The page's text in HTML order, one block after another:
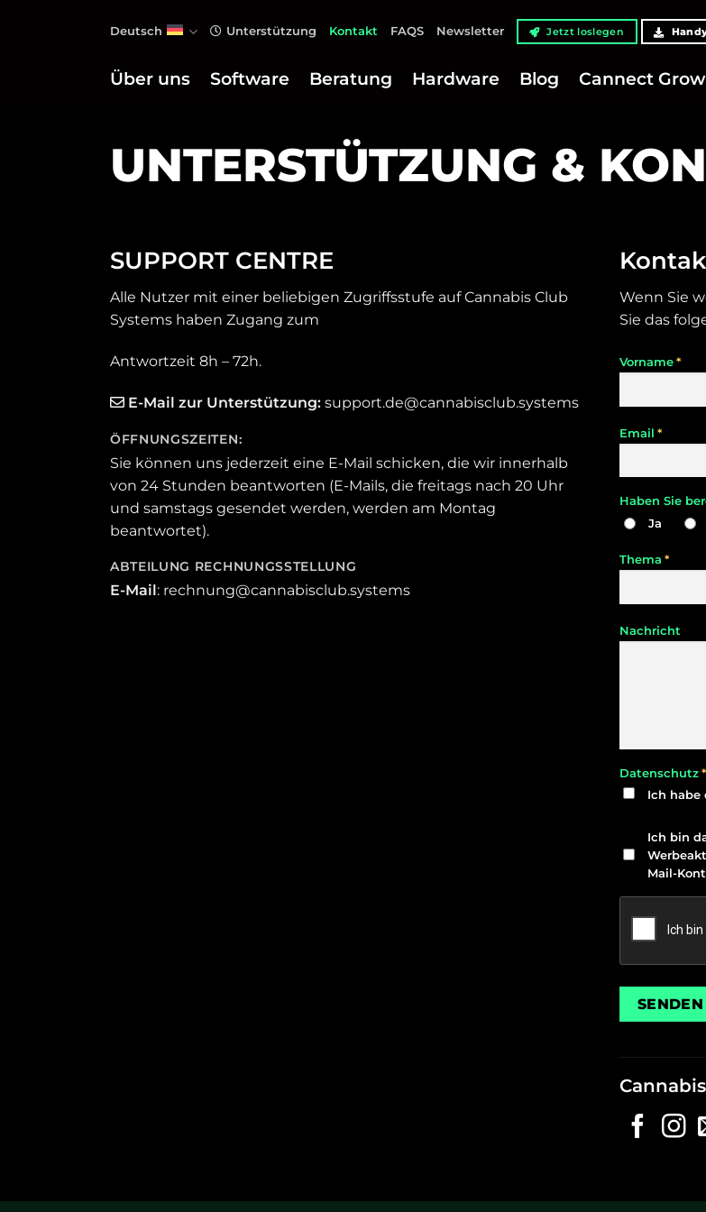
Deutsch Unterstützung Kontakt FAQS Newsletter Jetzt loslegen
Über uns Software Beratung Hardware Blog Cannect Grow
UNTERSTÜTZUNG &
SUPPORT CENTRE
Alle Nutzer mit einer beliebigen Zugriffsstufe auf Cannabis Club
Systems haben Zugang zum
Antwortzeit 8h – 72h.
E-Mail zur Unterstützung: support.de@cannabisclub.systems
ÖFFNUNGSZEITEN:
Sie können uns jederzeit eine E-Mail schicken, die wir innerhalb
von 24 Stunden beantworten (E-Mails, die freitags nach 20 Uhr
und samstags gesendet werden, werden am Montag
beantwortet).
ABTEILUNG RECHNUNGSSTELLUNG
E-Mail: rechnung@cannabisclub.systems
Wenn Sie
Sie das
Vorname *
Email *
Haben Sie
Ja
Thema *
Nachricht
Datenschutz *
Ich habe
Newsletter
Ich bin
Mail-